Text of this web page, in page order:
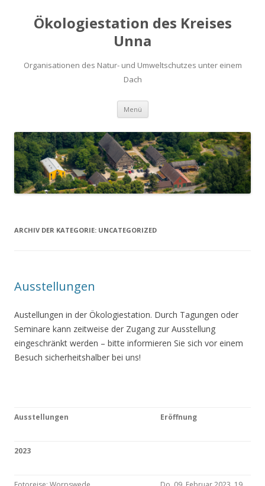
Ökologiestation des Kreises
Unna
Organisationen des Natur- und Umweltschutzes unter einem
Dach
Menü Zum
springen
ARCHIV DER KATEGORIE: UNCATEGORIZED
Ausstellungen
Austellungen in der Ökologiestation. Durch Tagungen oder
Seminare kann zeitweise der Zugang zur Ausstellung
eingeschränkt werden – bitte informieren Sie sich vor einem
Besuch sicherheitshalber bei uns!
Ausstellungen Eröffnung
2023